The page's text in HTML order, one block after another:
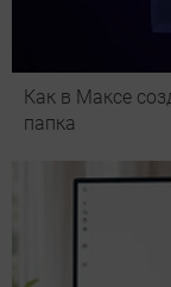
Как в Максе
папка